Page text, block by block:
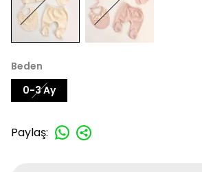
Beden
0-3 Ay
Paylaş: